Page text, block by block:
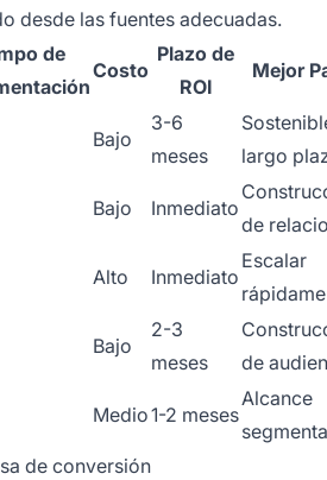
desde las fuentes adecuadas.
de
Costo
Plazo de
ROI
Mejor
Bajo
3-6
meses
largo
Bajo Inmediato
de
Alto Inmediato
Escalar
Bajo
2-3
meses
de
Medio1-2 meses
Alcance
de conversión